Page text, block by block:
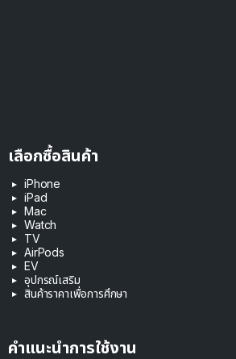
เลือกซื้อสินค้า
iPhone
iPad
Mac
Watch
TV
AirPods
EV
อุปกรณ์เสริม
สินค้าราคาเพื่อการศึกษา
คำแนะนำการใช้งาน